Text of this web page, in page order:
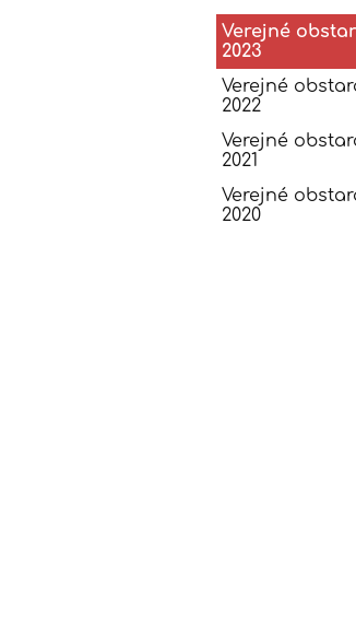
Verejné
2023
Verejné
2022
Verejné
2021
Verejné
2020